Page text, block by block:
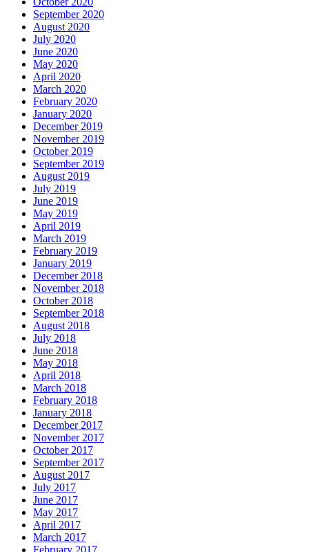
September 2020
August 2020
July 2020
June 2020
May 2020
April 2020
March 2020
February 2020
January 2020
December 2019
November 2019
October 2019
September 2019
August 2019
July 2019
June 2019
May 2019
April 2019
March 2019
February 2019
January 2019
December 2018
November 2018
October 2018
September 2018
August 2018
July 2018
June 2018
May 2018
April 2018
March 2018
February 2018
January 2018
December 2017
November 2017
October 2017
September 2017
August 2017
July 2017
June 2017
May 2017
April 2017
March 2017
February 2017